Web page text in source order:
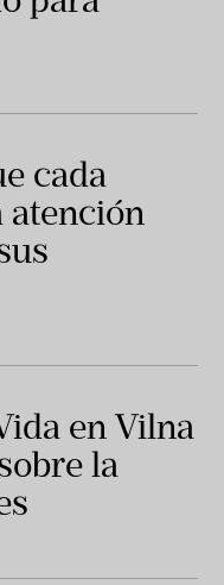
cada
atención
en Vilna
la